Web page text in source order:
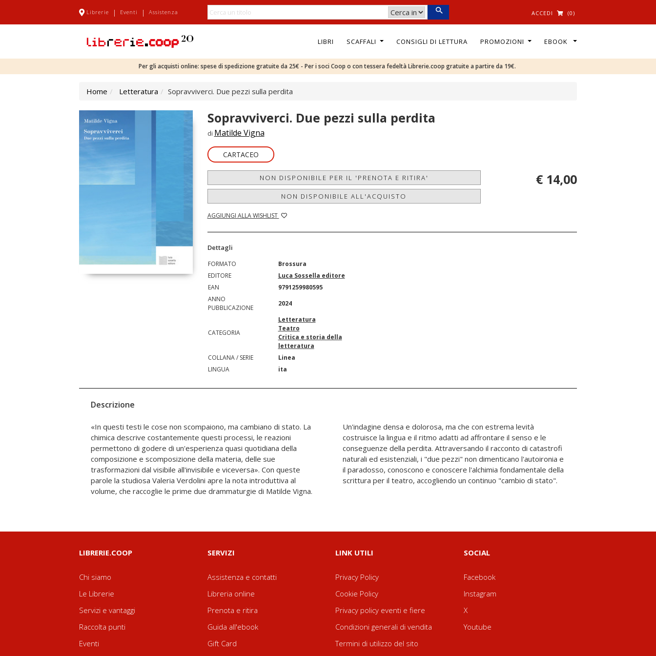
Librerie | Eventi | Assistenza ACCEDI (0)
LIBRI SCAFFALI CONSIGLI DI LETTURA PROMOZIONI EBOOK
Per gli acquisti online: spese di spedizione gratuite da 25€ - Per i soci Coop o con tessera fedeltà Librerie.coop gratuite a partire da 19€.
Home Letteratura Sopravviverci. Due pezzi sulla perdita
Sopravviverci. Due pezzi sulla perdita
di Matilde Vigna
CARTACEO
NON DISPONIBILE PER IL 'PRENOTA E RITIRA'
NON DISPONIBILE ALL'ACQUISTO
AGGIUNGI ALLA WISHLIST
€ 14,00
Dettagli
FORMATO
Brossura
EDITORE
Luca Sossella editore
EAN
9791259980595
ANNO
PUBBLICAZIONE
2024
CATEGORIA
Letteratura
Teatro
Critica e storia della
letteratura
COLLANA / SERIE
Linea
LINGUA
ita
Descrizione
«In questi testi le cose non scompaiono, ma cambiano di stato. La
chimica descrive costantemente questi processi, le reazioni
permettono di godere di un'esperienza quasi quotidiana della
composizione e scomposizione della materia, delle sue
trasformazioni dal visibile all'invisibile e viceversa». Con queste
parole la studiosa Valeria Verdolini apre la nota introduttiva al
volume, che raccoglie le prime due drammaturgie di Matilde Vigna.
Un'indagine densa e dolorosa, ma che con estrema levità
costruisce la lingua e il ritmo adatti ad affrontare il senso e le
conseguenze della perdita. Attraversando il racconto di catastrofi
naturali ed esistenziali, i "due pezzi" non dimenticano l'autoironia e
il paradosso, conoscono e conoscere l'alchimia fondamentale della
scrittura per il teatro, accogliendo un continuo "cambio di stato".
LIBRERIE.COOP
Chi siamo
Le Librerie
Servizi e vantaggi
Raccolta punti
Eventi
SERVIZI
Assistenza e contatti
Libreria online
Prenota e ritira
Guida all'ebook
Gift Card
LINK UTILI
Privacy Policy
Cookie Policy
Privacy policy eventi e fiere
Condizioni generali di vendita
Termini di utilizzo del sito
SOCIAL
Facebook
Instagram
X
Youtube